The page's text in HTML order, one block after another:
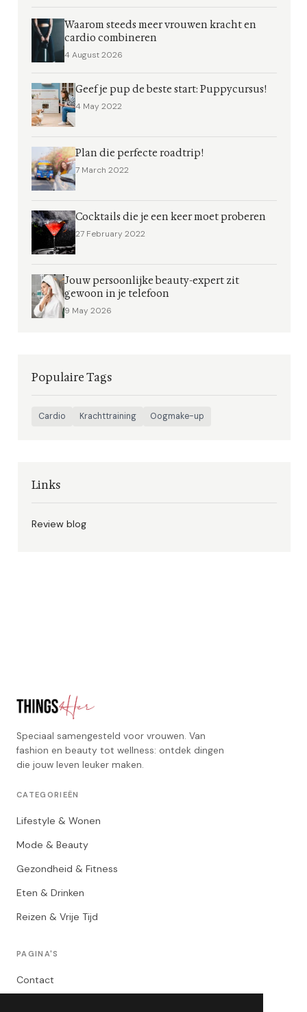
Waarom steeds meer vrouwen kracht en
cardio combineren
4 August 2026
Geef je pup de beste start: Puppycursus!
4 May 2022
Plan die perfecte roadtrip!
7 March 2022
Cocktails die je een keer moet proberen
27 February 2022
Jouw persoonlijke beauty-expert zit
gewoon in je telefoon
9 May 2026
Populaire Tags
Cardio Krachttraining Oogmake-up
Links
Review blog
Speciaal samengesteld voor vrouwen. Van
fashion en beauty tot wellness: ontdek dingen
die jouw leven leuker maken.
CATEGORIEËN
Lifestyle & Wonen
Mode & Beauty
Gezondheid & Fitness
Eten & Drinken
Reizen & Vrije Tijd
PAGINA'S
Contact